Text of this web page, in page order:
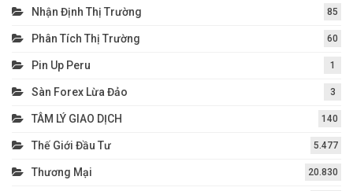
Nhận Định Thị Trường 85
Phân Tích Thị Trường 60
Pin Up Peru 1
Sàn Forex Lừa Đảo 3
TÂM LÝ GIAO DỊCH 140
Thế Giới Đầu Tư 5.477
Thương Mại 20.830